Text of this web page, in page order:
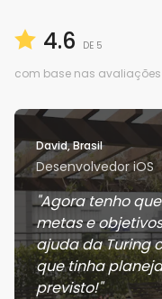
4.6 DE 5
com base nas avaliações
David, Brasil
Desenvolvedor iOS
Agora tenho
metas e
ajuda da Turing
que tinha
previsto!